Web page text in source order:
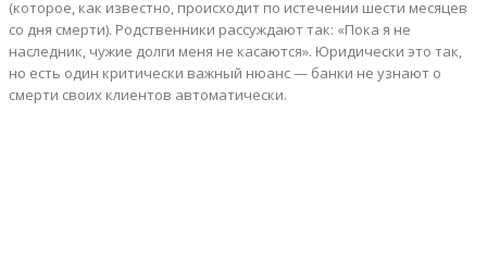
(которое, как известно, происходит по истечении шести месяцев
со дня смерти). Родственники рассуждают так: «Пока я не
наследник, чужие долги меня не касаются». Юридически это так,
но есть один критически важный нюанс — банки не узнают о
смерти своих клиентов автоматически.